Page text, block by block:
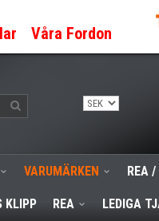
Våra Fordon
VARUMÄRKEN REA
KLIPP REA LEDIGA